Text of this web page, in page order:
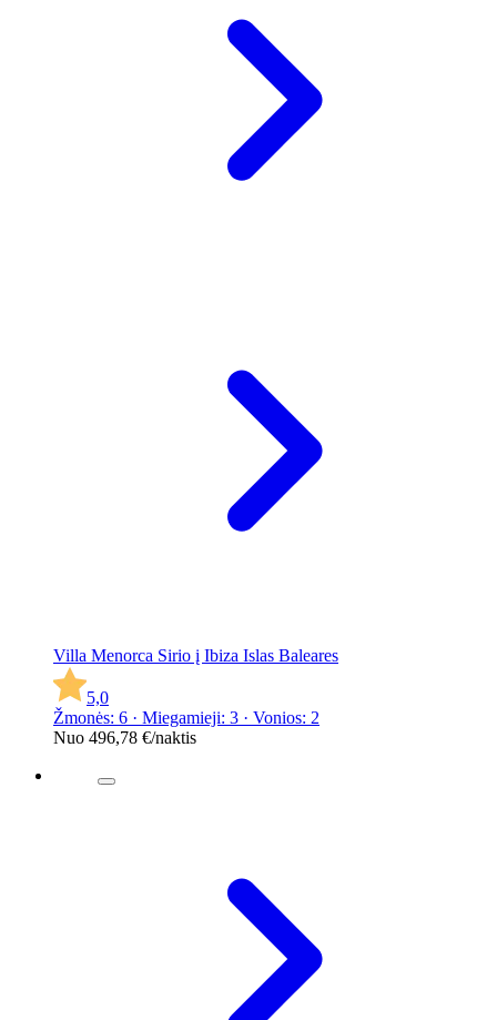
Villa Menorca Sirio į Ibiza Islas Baleares
5,0
Žmonės: 6 · Miegamieji: 3 · Vonios: 2
Nuo 496,78 €/naktis